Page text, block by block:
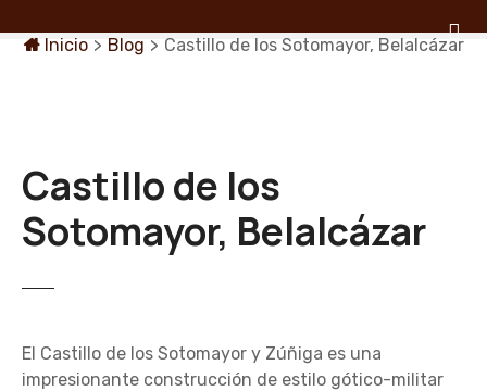
a
Inicio > Blog > Castillo de los Sotomayor, Belalcázar
Castillo de los
Sotomayor, Belalcázar
El Castillo de los Sotomayor y Zúñiga es una
impresionante construcción de estilo gótico-militar